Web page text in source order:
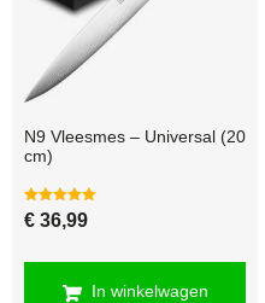
N9 Vleesmes – Universal (20
cm)
Gewaardeerd
5.00
€ 36,99
In winkelwagen